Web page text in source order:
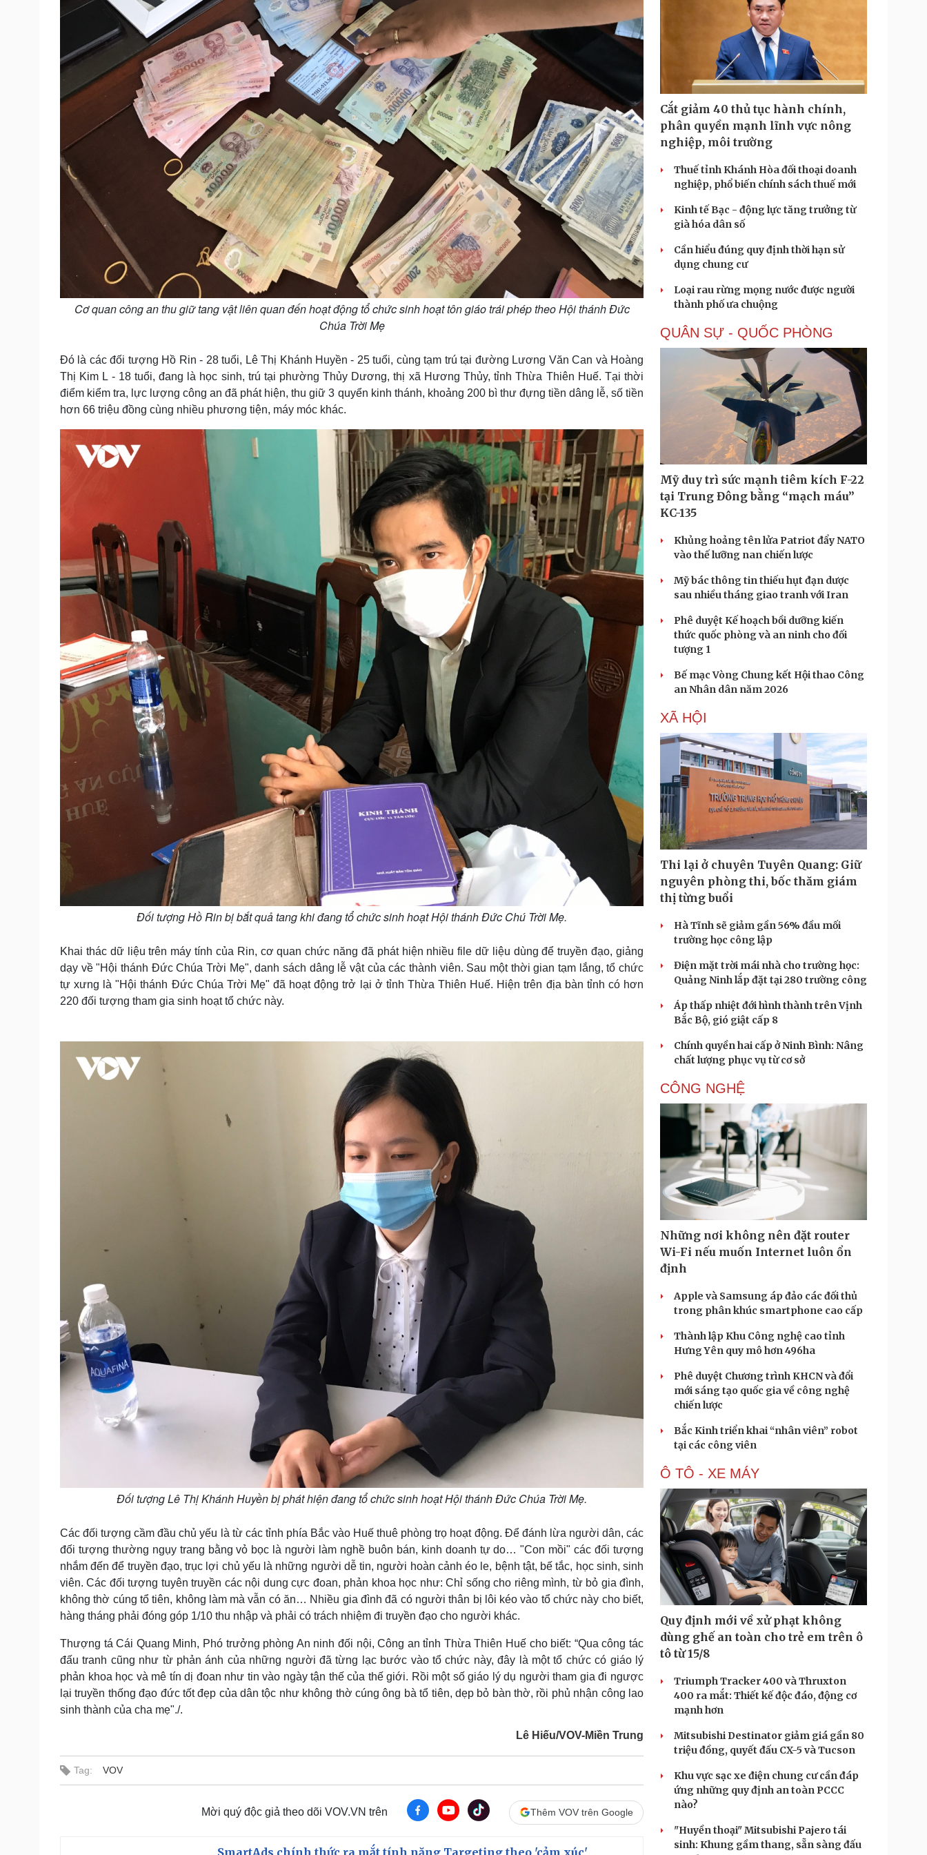
m
Cơ quan công an thu giữ tang vật liên quan đến hoạt động tổ chức sinh hoạt tôn giáo trái phép theo Hội thánh Đức
Chúa Trời Mẹ
Đó là các đối tượng Hồ Rin - 28 tuổi, Lê Thị Khánh Huyền - 25 tuổi, cùng tạm trú tại đường Lương Văn Can và Hoàng
Thị Kim L - 18 tuổi, đang là học sinh, trú tại phường Thủy Dương, thị xã Hương Thủy, tỉnh Thừa Thiên Huế. Tại thời
điểm kiểm tra, lực lượng công an đã phát hiện, thu giữ 3 quyển kinh thánh, khoảng 200 bì thư đựng tiền dâng lễ, số tiền
hơn 66 triệu đồng cùng nhiều phương tiện, máy móc khác.
Đối tượng Hồ Rin bị bắt quả tang khi đang tổ chức sinh hoạt Hội thánh Đức Chú Trời Mẹ.
Khai thác dữ liệu trên máy tính của Rin, cơ quan chức năng đã phát hiện nhiều file dữ liệu dùng để truyền đạo, giảng
dạy về "Hội thánh Đức Chúa Trời Mẹ", danh sách dâng lễ vật của các thành viên. Sau một thời gian tạm lắng, tổ chức
tự xưng là "Hội thánh Đức Chúa Trời Mẹ" đã hoạt động trở lại ở tỉnh Thừa Thiên Huế. Hiện trên địa bàn tỉnh có hơn
220 đối tượng tham gia sinh hoạt tổ chức này.
Đối tượng Lê Thị Khánh Huyền bị phát hiện đang tổ chức sinh hoạt Hội thánh Đức Chúa Trời Mẹ.
Các đối tượng cầm đầu chủ yếu là từ các tỉnh phía Bắc vào Huế thuê phòng trọ hoạt động. Để đánh lừa người dân, các
đối tượng thường ngụy trang bằng vỏ bọc là người làm nghề buôn bán, kinh doanh tự do… "Con mồi" các đối tượng
nhắm đến để truyền đạo, trục lợi chủ yếu là những người dễ tin, người hoàn cảnh éo le, bệnh tật, bế tắc, học sinh, sinh
viên. Các đối tượng tuyên truyền các nội dung cực đoan, phản khoa học như: Chỉ sống cho riêng mình, từ bỏ gia đình,
không thờ cúng tổ tiên, không làm mà vẫn có ăn… Nhiều gia đình đã có người thân bị lôi kéo vào tổ chức này cho biết,
hàng tháng phải đóng góp 1/10 thu nhập và phải có trách nhiệm đi truyền đạo cho người khác.
Thượng tá Cái Quang Minh, Phó trưởng phòng An ninh đối nội, Công an tỉnh Thừa Thiên Huế cho biết: “Qua công tác
đấu tranh cũng như từ phản ánh của những người đã từng lạc bước vào tổ chức này, đây là một tổ chức có giáo lý
phản khoa học và mê tín dị đoan như tin vào ngày tận thế của thế giới. Rồi một số giáo lý dụ người tham gia đi ngược
lại truyền thống đạo đức tốt đẹp của dân tộc như không thờ cúng ông bà tổ tiên, dẹp bỏ bàn thờ, rồi phủ nhận công lao
sinh thành của cha mẹ"./.
Lê Hiếu/VOV-Miền Trung
Tag: VOV
Mời quý độc giả theo dõi VOV.VN trên Thêm VOV trên Google
SmartAds chính thức ra mắt tính năng Targeting theo 'cảm xúc'
Cắt giảm 40 thủ tục hành chính,
phân quyền mạnh lĩnh vực nông
nghiệp, môi trường
Thuế tỉnh Khánh Hòa đối thoại doanh
nghiệp, phổ biến chính sách thuế mới
Kinh tế Bạc - động lực tăng trưởng từ
già hóa dân số
Cần hiểu đúng quy định thời hạn sử
dụng chung cư
Loại rau rừng mọng nước được người
thành phố ưa chuộng
QUÂN SỰ - QUỐC PHÒNG
Mỹ duy trì sức mạnh tiêm kích F-22
tại Trung Đông bằng “mạch máu”
KC-135
Khủng hoảng tên lửa Patriot đẩy NATO
vào thế lưỡng nan chiến lược
Mỹ bác thông tin thiếu hụt đạn dược
sau nhiều tháng giao tranh với Iran
Phê duyệt Kế hoạch bồi dưỡng kiến
thức quốc phòng và an ninh cho đối
tượng 1
Bế mạc Vòng Chung kết Hội thao Công
an Nhân dân năm 2026
XÃ HỘI
Thi lại ở chuyên Tuyên Quang: Giữ
nguyên phòng thi, bốc thăm giám
thị từng buổi
Hà Tĩnh sẽ giảm gần 56% đầu mối
trường học công lập
Điện mặt trời mái nhà cho trường học:
Quảng Ninh lắp đặt tại 280 trường công
Áp thấp nhiệt đới hình thành trên Vịnh
Bắc Bộ, gió giật cấp 8
Chính quyền hai cấp ở Ninh Bình: Nâng
chất lượng phục vụ từ cơ sở
CÔNG NGHỆ
Những nơi không nên đặt router
Wi-Fi nếu muốn Internet luôn ổn
định
Apple và Samsung áp đảo các đối thủ
trong phân khúc smartphone cao cấp
Thành lập Khu Công nghệ cao tỉnh
Hưng Yên quy mô hơn 496ha
Phê duyệt Chương trình KHCN và đổi
mới sáng tạo quốc gia về công nghệ
chiến lược
Bắc Kinh triển khai “nhân viên” robot
tại các công viên
Ô TÔ - XE MÁY
Quy định mới về xử phạt không
dùng ghế an toàn cho trẻ em trên ô
tô từ 15/8
Triumph Tracker 400 và Thruxton
400 ra mắt: Thiết kế độc đáo, động cơ
mạnh hơn
Mitsubishi Destinator giảm giá gần 80
triệu đồng, quyết đấu CX-5 và Tucson
Khu vực sạc xe điện chung cư cần đáp
ứng những quy định an toàn PCCC
nào?
"Huyền thoại" Mitsubishi Pajero tái
sinh: Khung gầm thang, sẵn sàng đấu